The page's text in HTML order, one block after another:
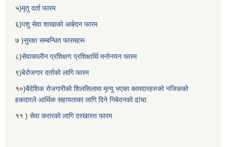
५)मृतु दर्ता फारम
६)पशु सेवा शाखाको आबेदन फारम
७ )सुरक्षा सम्बन्धित फारमहरू
८)सेवाकालीन प्रशिक्षण प्रशिक्षार्थि मनोनयन फारम
९)बेरोजगार दर्ताको लागि फारम
१०)बैदेशिक रोजगारीको शिलसिलामा मृत्यु भएका कामदारहरुको नजिकको
हकदारले आर्थिक सहायताका लागि दिने निबेदनको ढांचा
११ ) सेवा करारको लागि दरखास्त फारम